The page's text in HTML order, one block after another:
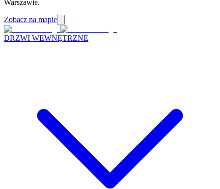
Warszawie.
Zobacz na mapie
DRZWI WEWNĘTRZNE